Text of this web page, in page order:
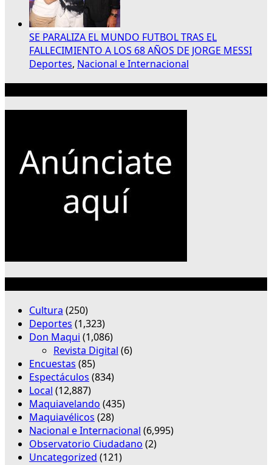
SE PARALIZA EL MUNDO FUTBOL TRAS EL
FALLECIMIENTO A LOS 68 AÑOS DE JORGE MESSI
Deportes, Nacional e Internacional
Cultura (250)
Deportes (1,323)
Don Maqui (1,086)
Revista Digital (6)
Encuestas (85)
Espectáculos (834)
Local (12,887)
Maquiavelando (435)
Maquiavélicos (28)
Nacional e Internacional (6,995)
Observatorio Ciudadano (2)
Uncategorized (121)